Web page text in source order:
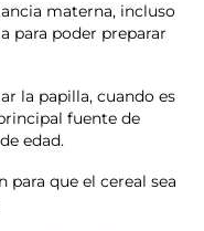
materna, incluso
para poder preparar
la papilla, cuando es
fuente de
edad.
para que el cereal sea